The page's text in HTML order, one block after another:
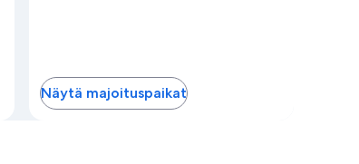
Näytä majoituspaikat